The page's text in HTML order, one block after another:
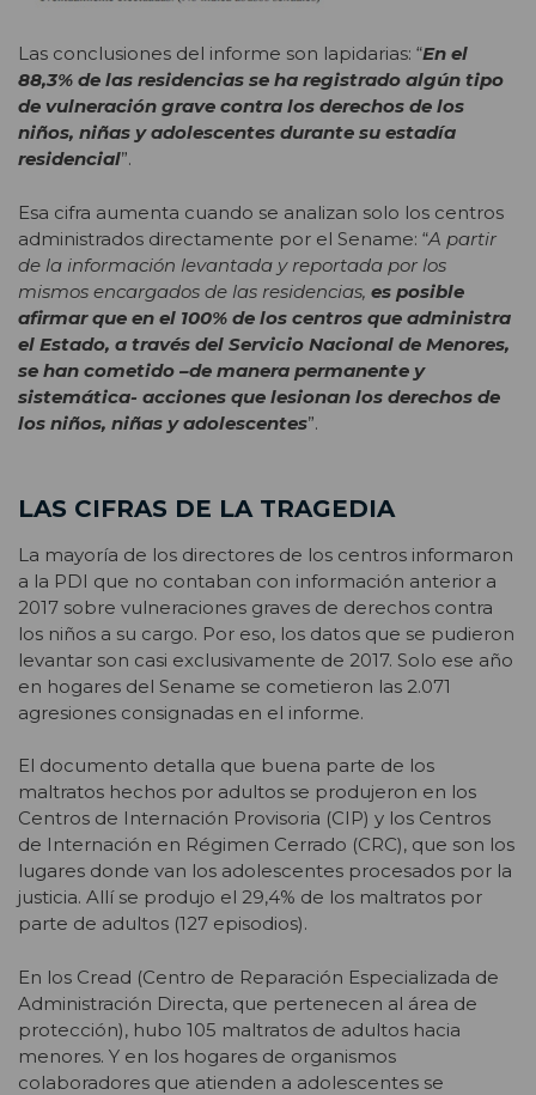
Las conclusiones del informe son lapidarias: “En el
88,3% de las residencias se ha registrado algún tipo
de vulneración grave contra los derechos de los
niños, niñas y adolescentes durante su estadía
residencial”.
Esa cifra aumenta cuando se analizan solo los centros
administrados directamente por el Sename: “A partir
de la información levantada y reportada por los
mismos encargados de las residencias, es posible
afirmar que en el 100% de los centros que administra
el Estado, a través del Servicio Nacional de Menores,
se han cometido –de manera permanente y
sistemática- acciones que lesionan los derechos de
los niños, niñas y adolescentes”.
LAS CIFRAS DE LA TRAGEDIA
La mayoría de los directores de los centros informaron
a la PDI que no contaban con información anterior a
2017 sobre vulneraciones graves de derechos contra
los niños a su cargo. Por eso, los datos que se pudieron
levantar son casi exclusivamente de 2017. Solo ese año
en hogares del Sename se cometieron las 2.071
agresiones consignadas en el informe.
El documento detalla que buena parte de los
maltratos hechos por adultos se produjeron en los
Centros de Internación Provisoria (CIP) y los Centros
de Internación en Régimen Cerrado (CRC), que son los
lugares donde van los adolescentes procesados por la
justicia. Allí se produjo el 29,4% de los maltratos por
parte de adultos (127 episodios).
En los Cread (Centro de Reparación Especializada de
Administración Directa, que pertenecen al área de
protección), hubo 105 maltratos de adultos hacia
menores. Y en los hogares de organismos
colaboradores que atienden a adolescentes se